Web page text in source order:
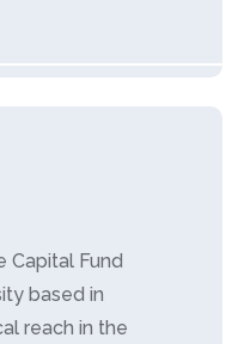
Capital Fund
based in
reach in the